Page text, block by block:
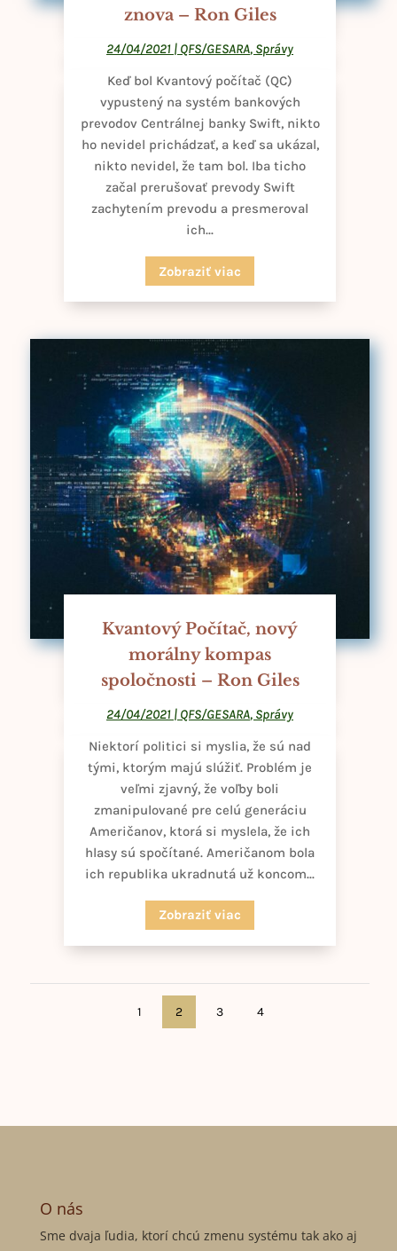
znova – Ron Giles
24/04/2021 | QFS/GESARA, Správy
Keď bol Kvantový počítač (QC)
vypustený na systém bankových
prevodov Centrálnej banky Swift, nikto
ho nevidel prichádzať, a keď sa ukázal,
nikto nevidel, že tam bol. Iba ticho
začal prerušovať prevody Swift
zachytením prevodu a presmeroval
ich...
Zobraziť viac
Kvantový Počítač, nový
morálny kompas
spoločnosti – Ron Giles
24/04/2021 | QFS/GESARA, Správy
Niektorí politici si myslia, že sú nad
tými, ktorým majú slúžiť. Problém je
veľmi zjavný, že voľby boli
zmanipulované pre celú generáciu
Američanov, ktorá si myslela, že ich
hlasy sú spočítané. Američanom bola
ich republika ukradnutá už koncom...
Zobraziť viac
1 2 3 4
O nás
Sme dvaja ľudia, ktorí chcú zmenu systému tak ako aj